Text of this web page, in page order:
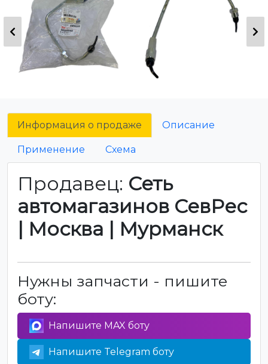
Информация о продаже Описание
Применение Схема
Продавец: Сеть
автомагазинов СевРес
| Москва | Мурманск
Нужны запчасти - пишите
боту:
Напишите MAX боту
Напишите Telegram боту